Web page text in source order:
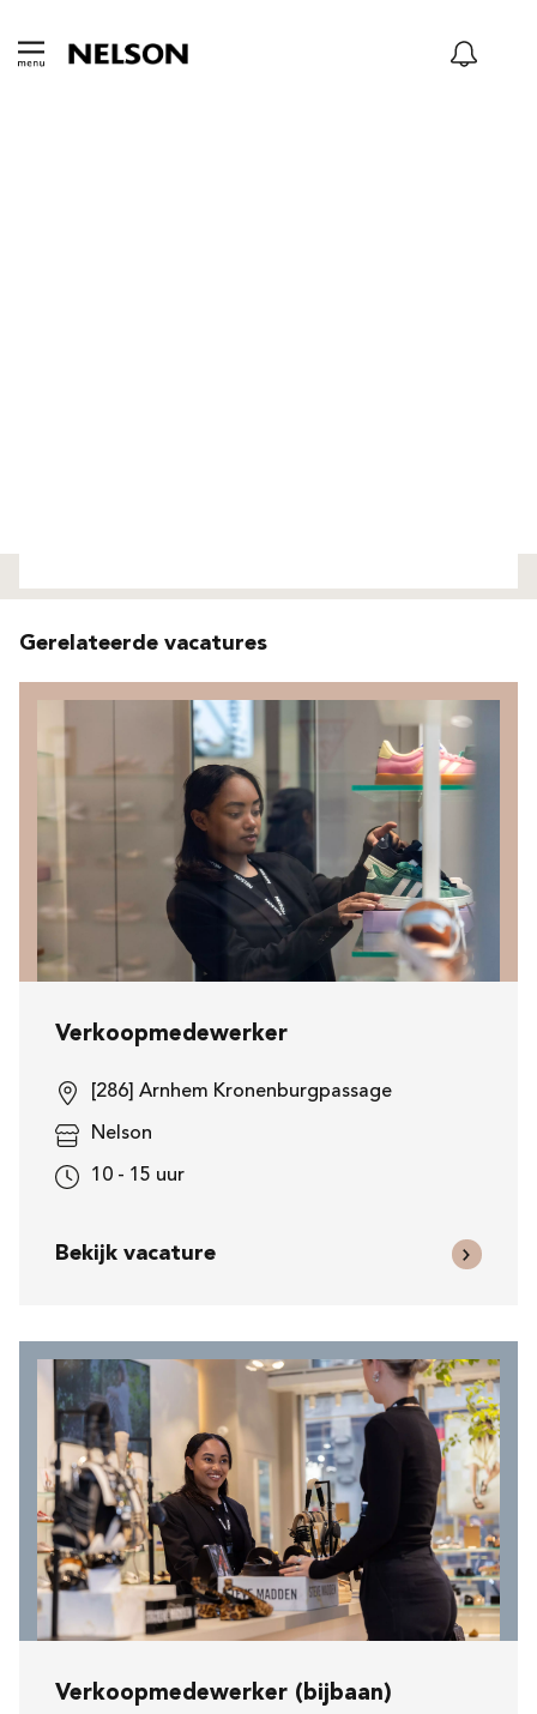
Gerelateerde vacatures
Verkoopmedewerker
[286] Arnhem Kronenburgpassage
Nelson
10 - 15 uur
Bekijk vacature
Verkoopmedewerker (bijbaan)